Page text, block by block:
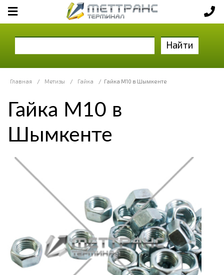
Найти
Главная / Метизы / Гайка / Гайка М10 в Шымкенте
Гайка М10 в
Шымкенте